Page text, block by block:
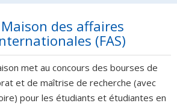
des affaires
(FAS)
met au concours des bourses de
et de maîtrise de recherche (avec
pour les étudiants et étudiantes en